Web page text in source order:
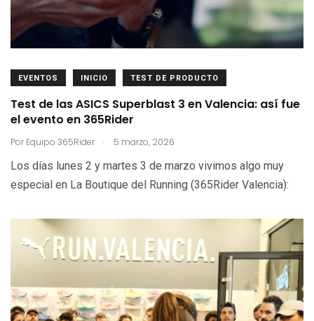
EVENTOS INICIO TEST DE PRODUCTO
Test de las ASICS Superblast 3 en Valencia: así fue
el evento en 365Rider
Por Equipo 365Rider . 5 marzo, 2026
Los días lunes 2 y martes 3 de marzo vivimos algo muy
especial en La Boutique del Running (365Rider Valencia):